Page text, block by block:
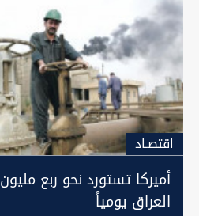
اقتصـاد
أميركا تستورد نحو ربع
العراق يومياً